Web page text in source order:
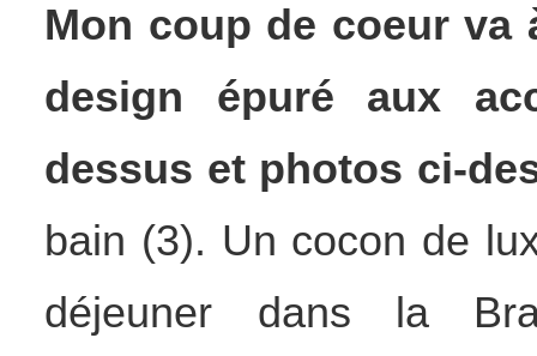
Mon coup de coeur va
design épuré aux
dessus et photos ci-
bain (3). Un cocon de
déjeuner dans la